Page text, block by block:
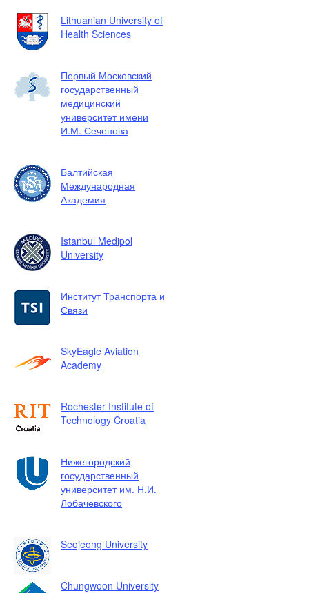
Lithuanian University of
Health Sciences
Первый Московский
государственный
медицинский
университет имени
И.М. Сеченова
Балтийская
Международная
Академия
Istanbul Medipol
University
Институт Транспорта и
Связи
SkyEagle Aviation
Academy
Rochester Institute of
Technology Croatia
Нижегородский
государственный
университет им. Н.И.
Лобачевского
Seojeong University
Chungwoon University